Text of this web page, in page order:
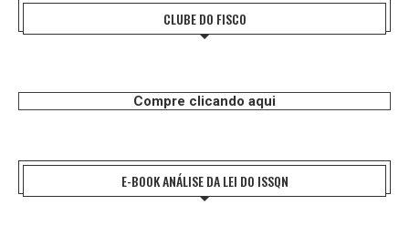
CLUBE DO FISCO
Compre clicando aqui
E-BOOK ANÁLISE DA LEI DO ISSQN